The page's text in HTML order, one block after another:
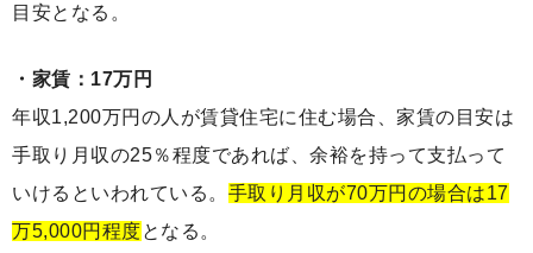
目安となる。
・家賃：17万円
年収1,200万円の人が賃貸住宅に住む場合、家賃の目安は
手取り月収の25％程度であれば、余裕を持って支払って
いけるといわれている。 手取り月収が70万円の場合は17
万5,000円程度となる。